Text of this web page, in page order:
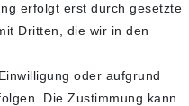
erfolgt erst durch gesetzte
Dritten, die wir in den
oder aufgrund
Die Zustimmung kann